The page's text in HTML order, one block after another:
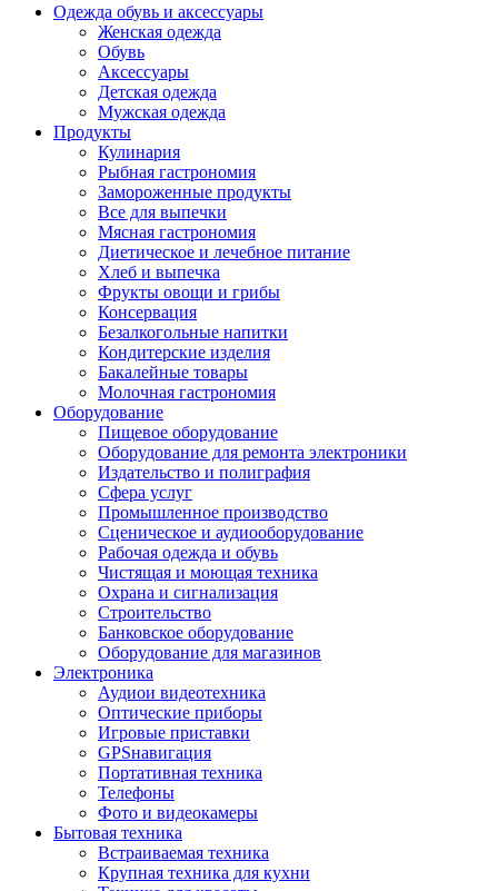
Одежда обувь и аксессуары
Женская одежда
Обувь
Аксессуары
Детская одежда
Мужская одежда
Продукты
Кулинария
Рыбная гастрономия
Замороженные продукты
Все для выпечки
Мясная гастрономия
Диетическое и лечебное питание
Хлеб и выпечка
Фрукты овощи и грибы
Консервация
Безалкогольные напитки
Кондитерские изделия
Бакалейные товары
Молочная гастрономия
Оборудование
Пищевое оборудование
Оборудование для ремонта электроники
Издательство и полиграфия
Сфера услуг
Промышленное производство
Сценическое и аудиооборудование
Рабочая одежда и обувь
Чистящая и моющая техника
Охрана и сигнализация
Строительство
Банковское оборудование
Оборудование для магазинов
Электроника
Аудиои видеотехника
Оптические приборы
Игровые приставки
GPSнавигация
Портативная техника
Телефоны
Фото и видеокамеры
Бытовая техника
Встраиваемая техника
Крупная техника для кухни